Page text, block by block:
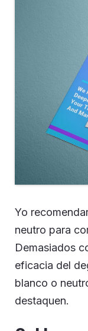
Yo
neutro para
Demasiados
eficacia del
blanco o
destaquen.